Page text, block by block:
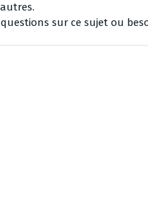
questions sur ce sujet ou